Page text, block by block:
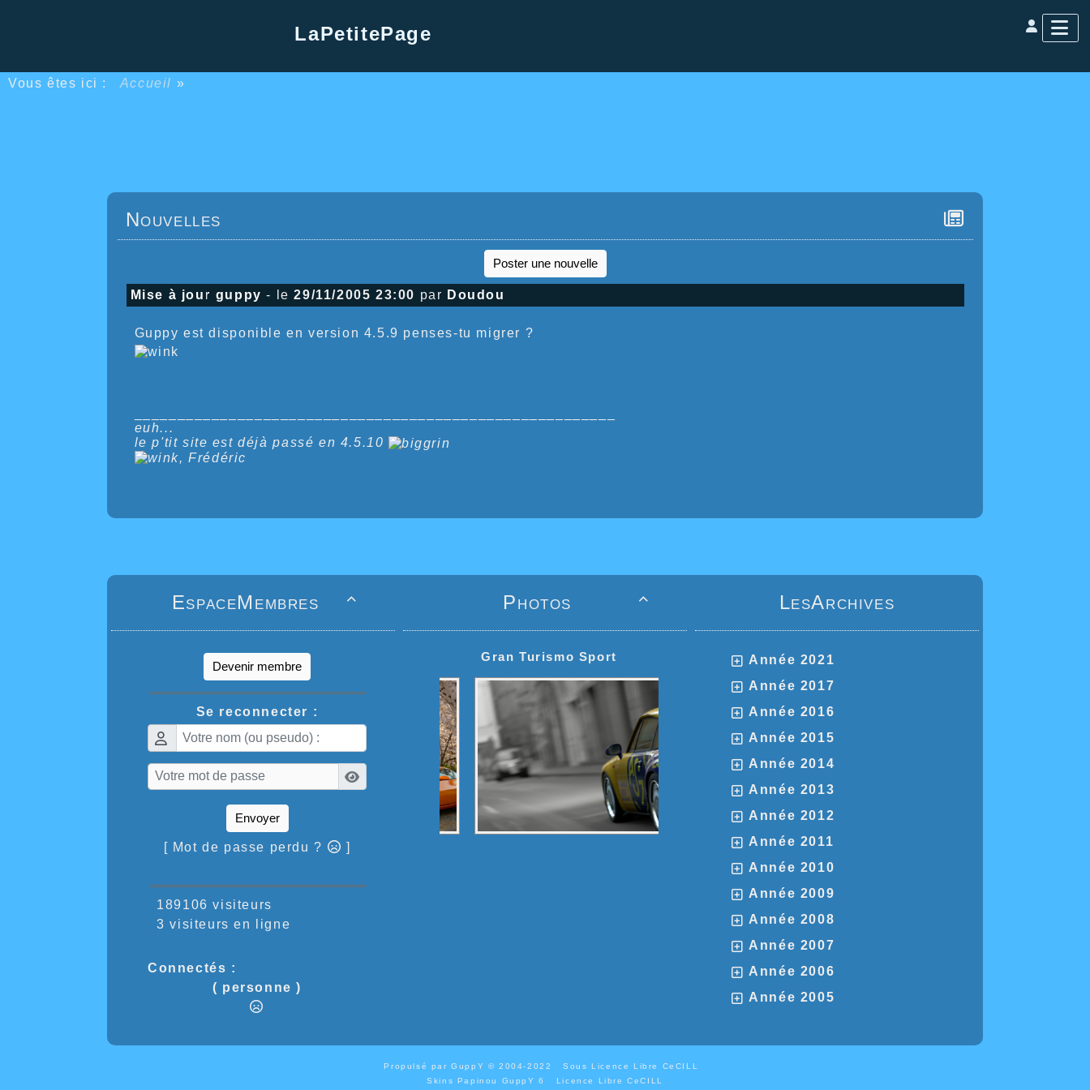
LaPetitePage
Vous êtes ici : Accueil »
Nouvelles
Poster une nouvelle
Mise à jour guppy - le29/11/2005 23:00 par Doudou
Guppy est disponible en version 4.5.9 penses-tu migrer ?
euh...
le p'tit site est déjà passé en 4.5.10
, Frédéric

EspaceMembres
Devenir membre
Se reconnecter :
Envoyer
[ Mot de passe perdu ? ]
189106 visiteurs
3 visiteurs en ligne
Connectés :
( personne )

Photos
Gran Turismo Sport
LesArchives
Année 2021
Année 2017
Année 2016
Année 2015
Année 2014
Année 2013
Année 2012
Année 2011
Année 2010
Année 2009
Année 2008
Année 2007
Année 2006
Année 2005
Propulsé par GuppY © 2004-2022
Sous Licence Libre CeCILL
Skins Papinou GuppY 6
Licence Libre CeCILL